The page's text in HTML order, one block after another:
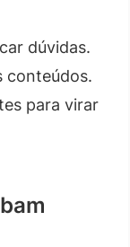
dúvidas.
conteúdos.
para virar